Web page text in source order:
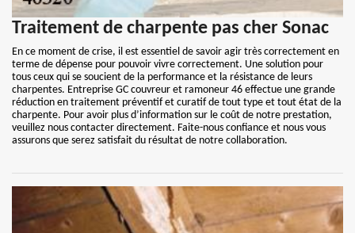
Traitement de charpente pas cher Sonac
En ce moment de crise, il est essentiel de savoir agir très correctement en
terme de dépense pour pouvoir vivre correctement. Une solution pour
tous ceux qui se soucient de la performance et la résistance de leurs
charpentes. Entreprise GC couvreur et ramoneur 46 effectue une grande
réduction en traitement préventif et curatif de tout type et tout état de la
charpente. Pour avoir plus d’information sur le coût de notre prestation,
veuillez nous contacter directement. Faite-nous confiance et nous vous
assurons que serez satisfait du résultat de notre collaboration.